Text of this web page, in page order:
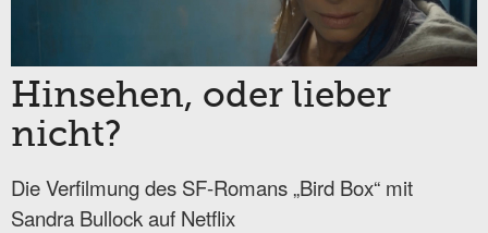
Hinsehen, oder lieber
nicht?
Die Verfilmung des SF-Romans „Bird Box“ mit
Sandra Bullock auf Netflix